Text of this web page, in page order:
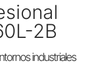
2B
industriales